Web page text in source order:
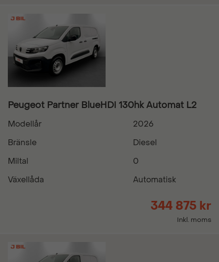
Peugeot Partner BlueHDi 130hk Automat L2
Modellår
2026
Bränsle
Diesel
Miltal
0
Växellåda
Automatisk
344 875 kr
Inkl. moms